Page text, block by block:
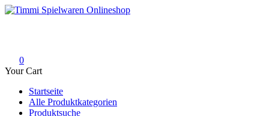
Skip
0
Your Cart
Startseite
Alle Produktkategorien
Produktsuche